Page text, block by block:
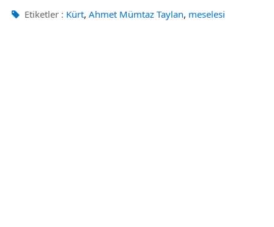
Etiketler : Kürt, Ahmet Mümtaz Taylan, meselesi